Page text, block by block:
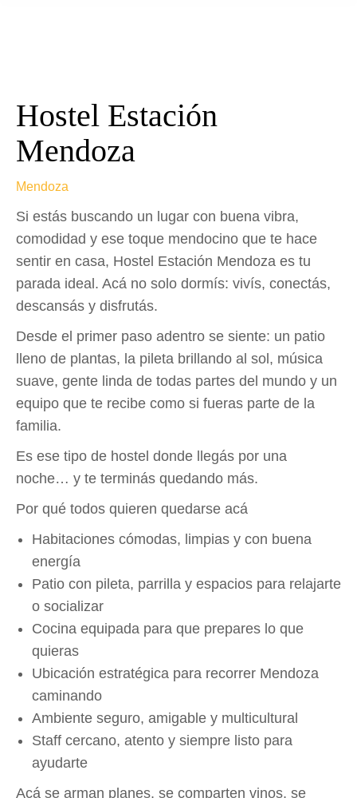
Hostel Estación
Mendoza
Mendoza
Si estás buscando un lugar con buena vibra,
comodidad y ese toque mendocino que te hace
sentir en casa, Hostel Estación Mendoza es tu
parada ideal. Acá no solo dormís: vivís, conectás,
descansás y disfrutás.
Desde el primer paso adentro se siente: un patio
lleno de plantas, la pileta brillando al sol, música
suave, gente linda de todas partes del mundo y un
equipo que te recibe como si fueras parte de la
familia.
Es ese tipo de hostel donde llegás por una
noche… y te terminás quedando más.
Por qué todos quieren quedarse acá
Habitaciones cómodas, limpias y con buena
energía
Patio con pileta, parrilla y espacios para relajarte
o socializar
Cocina equipada para que prepares lo que
quieras
Ubicación estratégica para recorrer Mendoza
caminando
Ambiente seguro, amigable y multicultural
Staff cercano, atento y siempre listo para
ayudarte
Acá se arman planes, se comparten vinos, se